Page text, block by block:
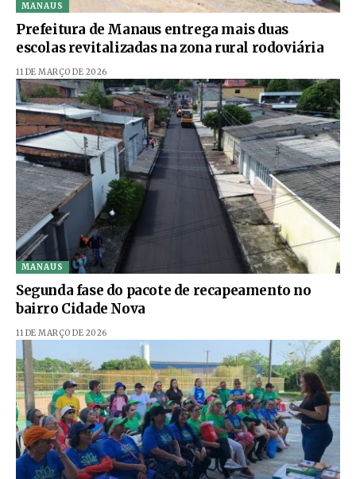
MANAUS
Prefeitura de Manaus entrega mais duas
escolas revitalizadas na zona rural rodoviária
11 DE MARÇO DE 2026
MANAUS
Segunda fase do pacote de recapeamento no
bairro Cidade Nova
11 DE MARÇO DE 2026